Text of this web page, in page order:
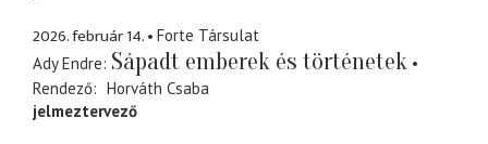
2026. február 14.
Forte Társulat
Ady Endre Sápadt emberek és történetek
Rendező
Horváth Csaba
jelmeztervező